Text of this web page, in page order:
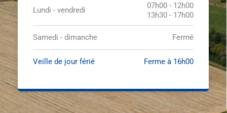
Lundi - vendredi
07h00 - 12h00
13h30 - 17h00
Samedi - dimanche Fermé
Veille de jour férié Ferme à 16h00